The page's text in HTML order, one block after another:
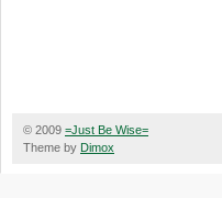
© 2009 =Just Be Wise=
Theme by Dimox